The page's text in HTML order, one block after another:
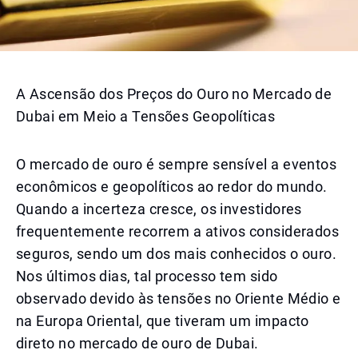
A Ascensão dos Preços do Ouro no Mercado de
Dubai em Meio a Tensões Geopolíticas
O mercado de ouro é sempre sensível a eventos
econômicos e geopolíticos ao redor do mundo.
Quando a incerteza cresce, os investidores
frequentemente recorrem a ativos considerados
seguros, sendo um dos mais conhecidos o ouro.
Nos últimos dias, tal processo tem sido
observado devido às tensões no Oriente Médio e
na Europa Oriental, que tiveram um impacto
direto no mercado de ouro de Dubai.